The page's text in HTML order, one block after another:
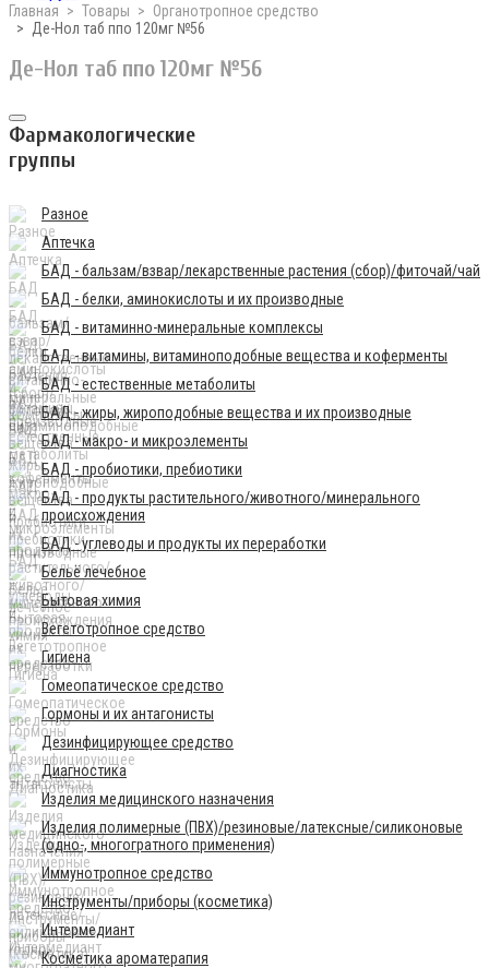
Главная Товары
Органотропное средство
Де-Нол таб ппо 120мг №56
Де-Нол таб ппо 120мг №56
Фармакологические
группы
Разное
Аптечка
БАД - бальзам/взвар/лекарственные растения (сбор)/фиточай/чай
БАД - белки, аминокислоты и их производные
БАД - витаминно-минеральные комплексы
БАД - витамины, витаминоподобные вещества и коферменты
БАД - естественные метаболиты
БАД - жиры, жироподобные вещества и их производные
БАД - макро- и микроэлементы
БАД - пробиотики, пребиотики
БАД - продукты растительного/животного/минерального
происхождения
БАД - углеводы и продукты их переработки
Бельё лечебное
Бытовая химия
Вегетотропное средство
Гигиена
Гомеопатическое средство
Гормоны и их антагонисты
Дезинфицирующее средство
Диагностика
Изделия медицинского назначения
Изделия полимерные (ПВХ)/резиновые/латексные/силиконовые
(одно-, многогратного применения)
Иммунотропное средство
Инструменты/приборы (косметика)
Интермедиант
Косметика ароматерапия